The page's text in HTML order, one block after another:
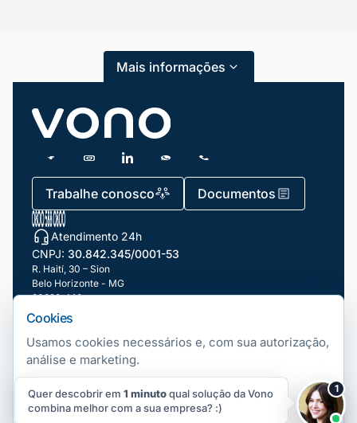
Gestão de Condomínios
Gestão de Frotas
Gestão de Negócios
Gestão de pessoas e Liderança
Gestão Financeira
Marketing e Vendas
Mundo Automotivo
Notícias
Produtividade
Mais informações
Trabalhe conosco Documentos
Atendimento 24h
CNPJ: 30.842.345/0001-53
R. Haití, 30 – Sion
Belo Horizonte - MG
30320-140
Nossas filiais
Telefonia Fixa
Número Fixo Virtual
Copyright ©2026Vono. Todos os direitos Reservados. | Gerenciar
cookies
Cookies
Usamos cookies necessários e, com sua autorização,
análise e marketing.
Aceitar Rejeitar Preferências
Quer descobrir em 1 minutoqual solução da Vono
combina melhor com a sua empresa? :)
1